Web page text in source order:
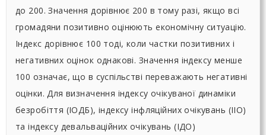
до 200. Значення дорівнює 200 в тому разі, якщо всі
громадяни позитивно оцінюють економічну ситуацію.
Індекс дорівнює 100 тоді, коли частки позитивних і
негативних оцінок однакові. Значення індексу менше
100 означає, що в суспільстві переважають негативні
оцінки. Для визначення індексу очікуваної динаміки
безробіття (ІОДБ), індексу інфляційних очікувань (ІІО)
та індексу девальваційних очікувань (ІДО)